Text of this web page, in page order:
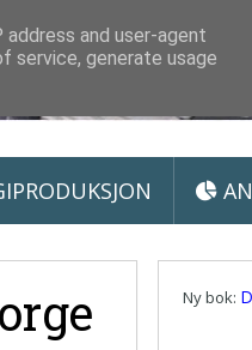
Ny bok:
and user-agent
service, generate usage